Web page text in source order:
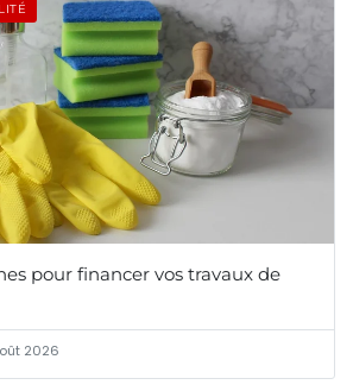
pour financer vos travaux de
2026